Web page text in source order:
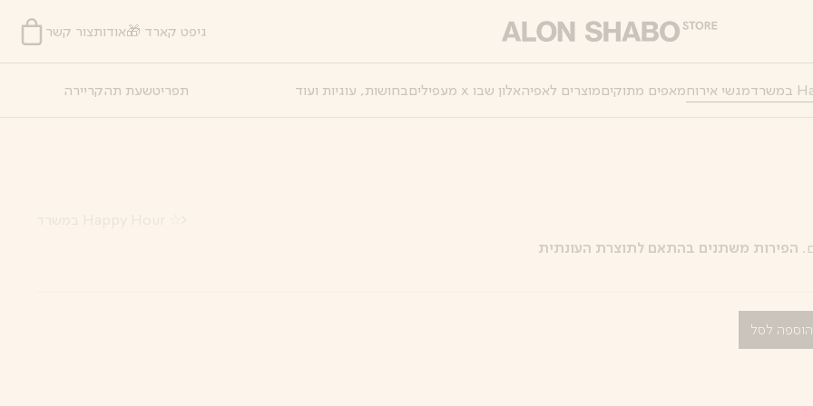
גיפט קארד 🎁אודותצור קשר
מגשי אירוחמאפים מתוקיםמוצרים לאפיהאלון שבו x מעפילים בחושות, עוגיות ועוד תפריטשעת תהקריירה
הפירות משתנים בהתאם לתוצרת העונתית
הוספה לסל